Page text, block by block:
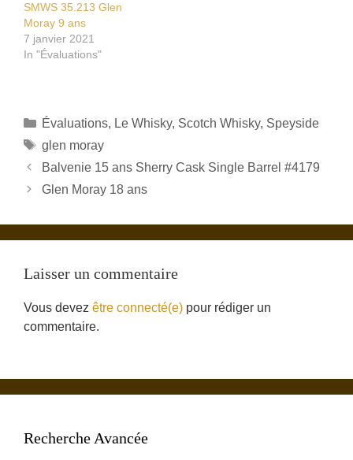
SMWS 35.213 Glen
Moray 9 ans
7 janvier 2021
In "Évaluations"
Catégories
Évaluations, Le Whisky, Scotch Whisky, Speyside
Étiquettes
glen moray
Balvenie 15 ans Sherry Cask Single Barrel #4179
Glen Moray 18 ans
Laisser un commentaire
Vous devez être connecté(e) pour rédiger un
commentaire.
Recherche Avancée